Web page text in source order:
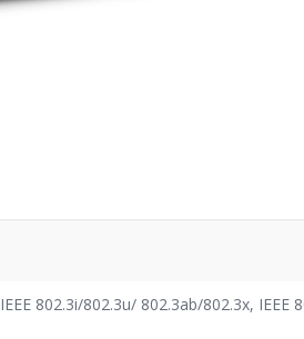
IEEE 802.3i/802.3u/ 802.3ab/802.3x, IEEE